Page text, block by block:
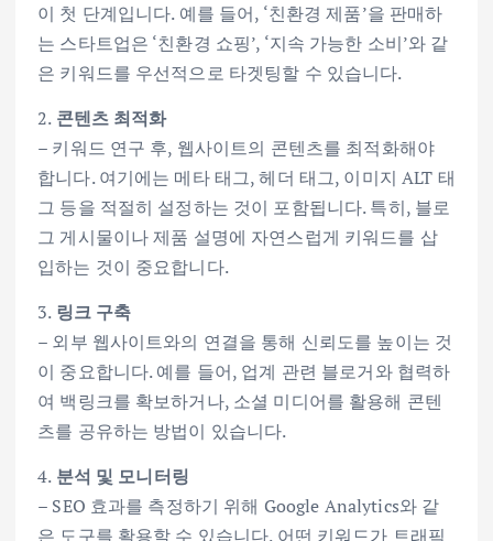
이 첫 단계입니다. 예를 들어, ‘친환경 제품’을 판매하
는 스타트업은 ‘친환경 쇼핑’, ‘지속 가능한 소비’와 같
은 키워드를 우선적으로 타겟팅할 수 있습니다.
2. 콘텐츠 최적화
– 키워드 연구 후, 웹사이트의 콘텐츠를 최적화해야
합니다. 여기에는 메타 태그, 헤더 태그, 이미지 ALT 태
그 등을 적절히 설정하는 것이 포함됩니다. 특히, 블로
그 게시물이나 제품 설명에 자연스럽게 키워드를 삽
입하는 것이 중요합니다.
3. 링크 구축
– 외부 웹사이트와의 연결을 통해 신뢰도를 높이는 것
이 중요합니다. 예를 들어, 업계 관련 블로거와 협력하
여 백링크를 확보하거나, 소셜 미디어를 활용해 콘텐
츠를 공유하는 방법이 있습니다.
4. 분석 및 모니터링
– SEO 효과를 측정하기 위해 Google Analytics와 같
은 도구를 활용할 수 있습니다. 어떤 키워드가 트래픽